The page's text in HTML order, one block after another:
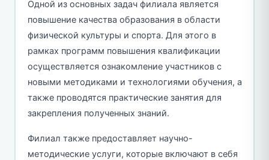
Одной из основных задач филиала является
повышение качества образования в области
физической культуры и спорта. Для этого в
рамках программ повышения квалификации
осуществляется ознакомление участников с
новыми методиками и технологиями обучения, а
также проводятся практические занятия для
закрепления полученных знаний.
Филиал также предоставляет научно-
методические услуги, которые включают в себя